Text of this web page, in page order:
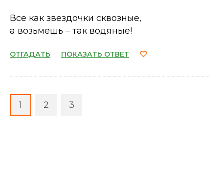
Все как звездочки сквозные,
а возьмешь – так водяные!
ОТГАДАТЬ ПОКАЗАТЬ ОТВЕТ
1 2 3